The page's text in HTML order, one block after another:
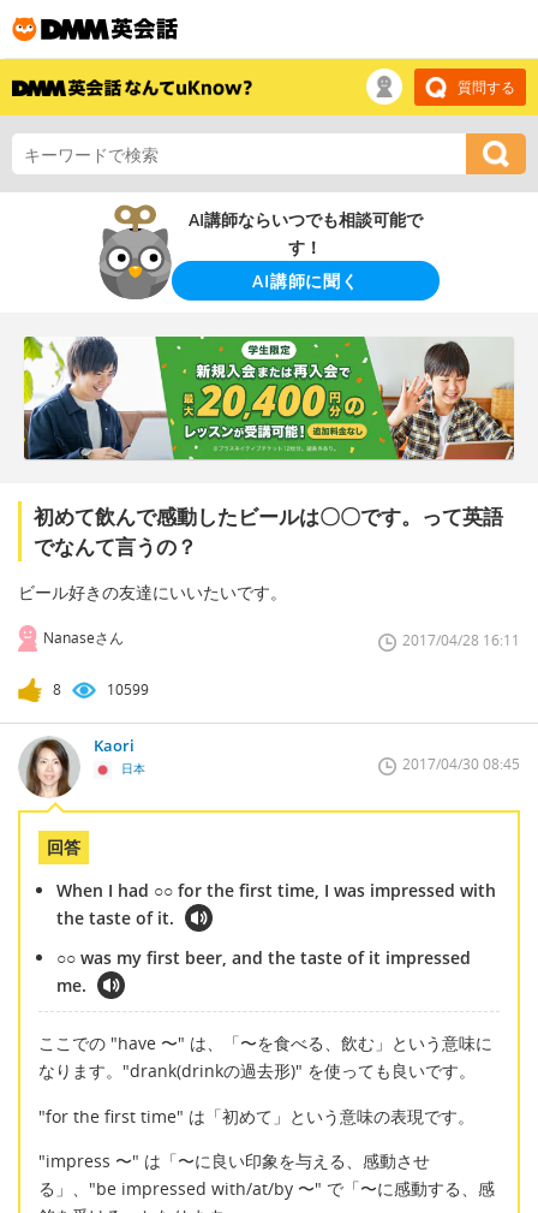
質問する
AI講師ならいつでも相談可能で
す！
AI講師に聞く
初めて飲んで感動したビールは〇〇です。って英語
でなんて言うの？
ビール好きの友達にいいたいです。
Nanaseさん 2017/04/28 16:11
8 10599
Kaori
日本 2017/04/30 08:45
回答
When I had ○○ for the first time, I was impressed with
the taste of it.
○○ was my first beer, and the taste of it impressed
me.
ここでの "have 〜" は、「〜を食べる、飲む」という意味に
なります。"drank(drinkの過去形)" を使っても良いです。
"for the first time" は「初めて」という意味の表現です。
"impress 〜" は「〜に良い印象を与える、感動させ
る」、"be impressed with/at/by 〜" で「〜に感動する、感